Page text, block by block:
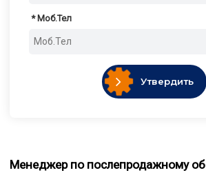
Моб.Тел
Утвердить
Менеджер по послепродажному